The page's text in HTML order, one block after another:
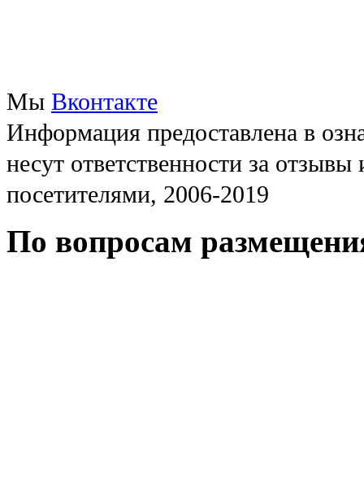
Мы Вконтакте
Информация предоставлена в
несут ответственности за
посетителями, 2006-2019
По вопросам